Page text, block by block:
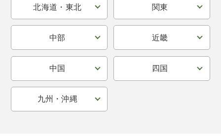
北海道・東北 関東
中部 近畿
中国 四国
九州・沖縄